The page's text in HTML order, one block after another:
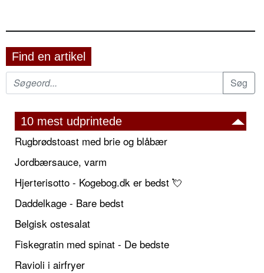
Find en artikel
10 mest udprintede
Rugbrødstoast med brie og blåbær
Jordbærsauce, varm
Hjerterisotto - Kogebog.dk er bedst 💘
Daddelkage - Bare bedst
Belgisk ostesalat
Fiskegratin med spinat - De bedste
Ravioli i airfryer